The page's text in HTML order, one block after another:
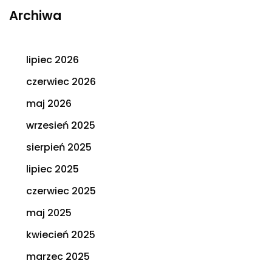
Archiwa
lipiec 2026
czerwiec 2026
maj 2026
wrzesień 2025
sierpień 2025
lipiec 2025
czerwiec 2025
maj 2025
kwiecień 2025
marzec 2025